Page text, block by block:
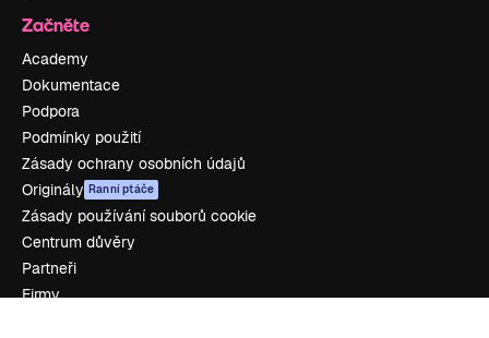
Začněte
Academy
Dokumentace
Podpora
Podmínky použití
Zásady ochrany osobních údajů
Originály Ranní ptáče
Zásady používání souborů cookie
Centrum důvěry
Partneři
Firmy